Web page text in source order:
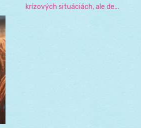
krízových situáciách, ale de...